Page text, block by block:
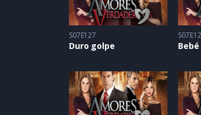
S07E127
Duro golpe